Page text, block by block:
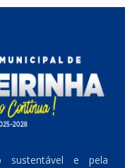
sustentável e pela